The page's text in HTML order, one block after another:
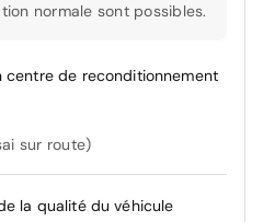
normale sont possibles.
centre de reconditionnement
sur route)
la qualité du véhicule